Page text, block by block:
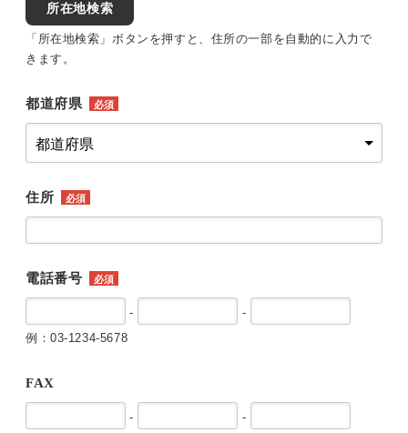
所在地検索
「所在地検索」ボタンを押すと、住所の一部を自動的に入力で
きます。
都道府県 必須
住所 必須
電話番号 必須
-
-
例：03-1234-5678
FAX
-
-